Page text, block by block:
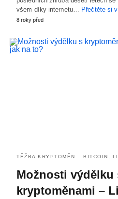
všem díky internetu… Přečtěte si
8 roky před
TĚŽBA KRYPTOMĚN – BITCOIN,
Možnosti výdělku
kryptoměnami –